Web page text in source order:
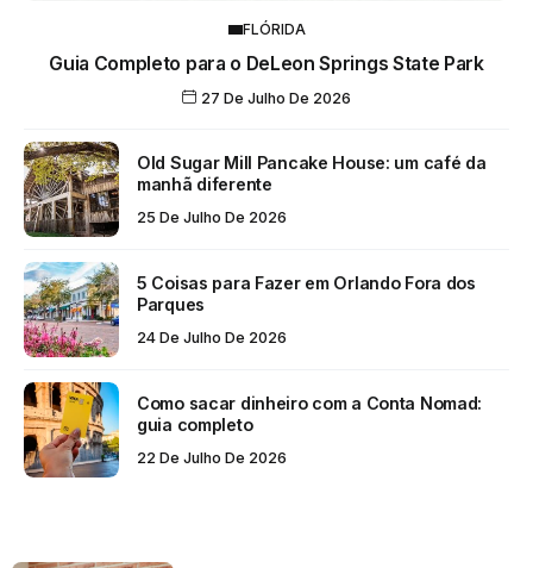
FLÓRIDA
Guia Completo para o DeLeon Springs State Park
27 De Julho De 2026
Old Sugar Mill Pancake House: um café da
manhã diferente
25 De Julho De 2026
5 Coisas para Fazer em Orlando Fora dos
Parques
24 De Julho De 2026
Como sacar dinheiro com a Conta Nomad:
guia completo
22 De Julho De 2026